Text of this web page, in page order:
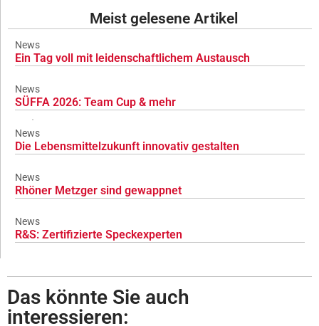
Meist gelesene Artikel
News
Ein Tag voll mit leidenschaftlichem Austausch
News
SÜFFA 2026: Team Cup & mehr
News
Die Lebensmittelzukunft innovativ gestalten
News
Rhöner Metzger sind gewappnet
News
R&S: Zertifizierte Speckexperten
Das könnte Sie auch
interessieren: